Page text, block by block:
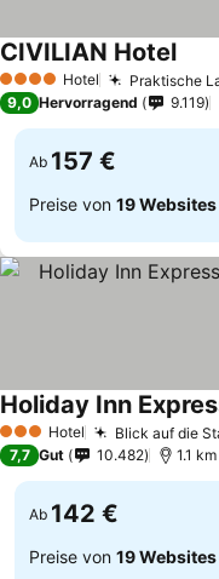
4 Sterne Hotel Praktische
CIVILIAN Hotel
9,0 Hervorragend 9.119
Ab 157 €
Preise von 19 Websites
3 SterneHotel Blick auf die
7,7 Gut 10.482 1.1
Ab 142 €
Preise von 19 Websites